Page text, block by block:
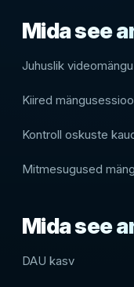
Mida see
Juhuslik
Kiired
Kontroll oskuste
Mitmesugused
Mida see
DAU kasv